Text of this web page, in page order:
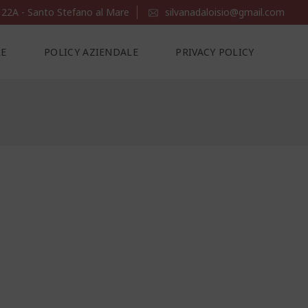
- Santo Stefano al Mare silvanadaloisio@gmail.com
POLICY AZIENDALE PRIVACY POLICY